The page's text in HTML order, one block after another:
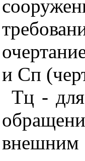
и Сп
Тц - для